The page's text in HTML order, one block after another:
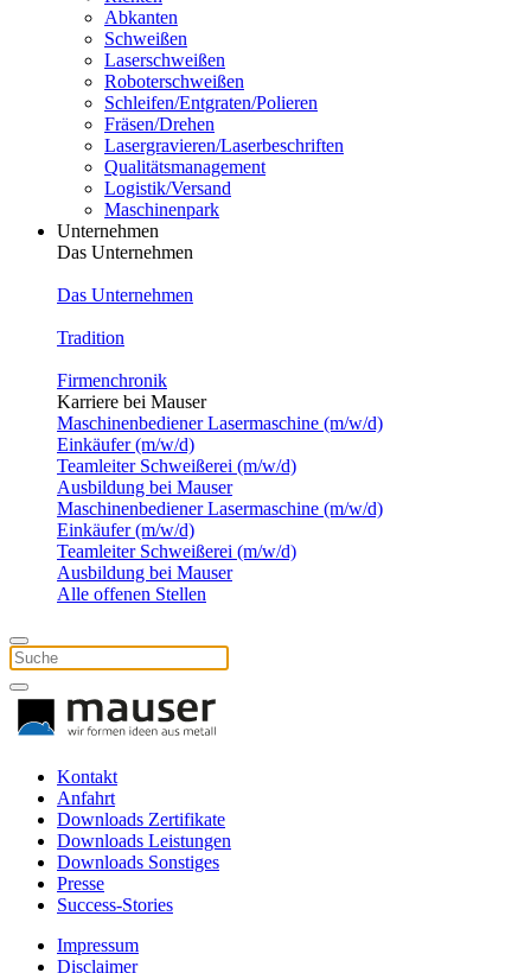
Abkanten
Schweißen
Laserschweißen
Roboterschweißen
Schleifen/Entgraten/Polieren
Fräsen/Drehen
Lasergravieren/Laserbeschriften
Qualitätsmanagement
Logistik/Versand
Maschinenpark
Unternehmen
Das Unternehmen
Das Unternehmen
Tradition
Firmenchronik
Karriere bei Mauser
Maschinenbediener Lasermaschine (m/w/d)
Einkäufer (m/w/d)
Teamleiter Schweißerei (m/w/d)
Ausbildung bei Mauser
Maschinenbediener Lasermaschine (m/w/d)
Einkäufer (m/w/d)
Teamleiter Schweißerei (m/w/d)
Ausbildung bei Mauser
Alle offenen Stellen
Kontakt
Anfahrt
Downloads Zertifikate
Downloads Leistungen
Downloads Sonstiges
Presse
Success-Stories
Impressum
Disclaimer